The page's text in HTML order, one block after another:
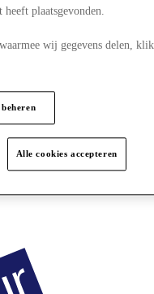
plaatsgevonden.
wij gegevens delen,
Alle cookies accepteren